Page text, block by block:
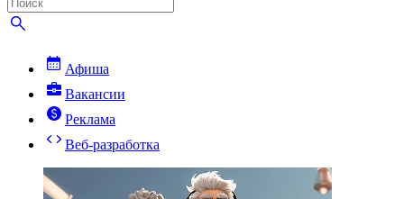
Афиша
Вакансии
Реклама
Веб-разработка